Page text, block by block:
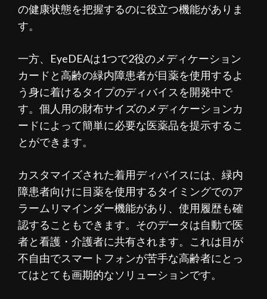
の健康状態を把握するのに役立つ機能がありま
す。
一方、EyeDEAは1つで2役のメディケーション
カードと高齢の緑内障患者が目薬を使用するよ
う身に着けるタイプのディバイスを開発中で
す。個人用の財布サイズのメディケーションカ
ードによって簡単に必要な医薬品を提示するこ
とができます。
カスタマイズされた着用ディバイスには、緑内
障患者向けに目薬を使用するタイミングでのア
ラームリマインダー機能があり、使用履歴も確
認することもできます。そのデータは自動で医
者と看護・介護者に共有されます。これは目が
不自由でスマートフォンが苦手な高齢者にとっ
てはとても画期的なソリューションです。